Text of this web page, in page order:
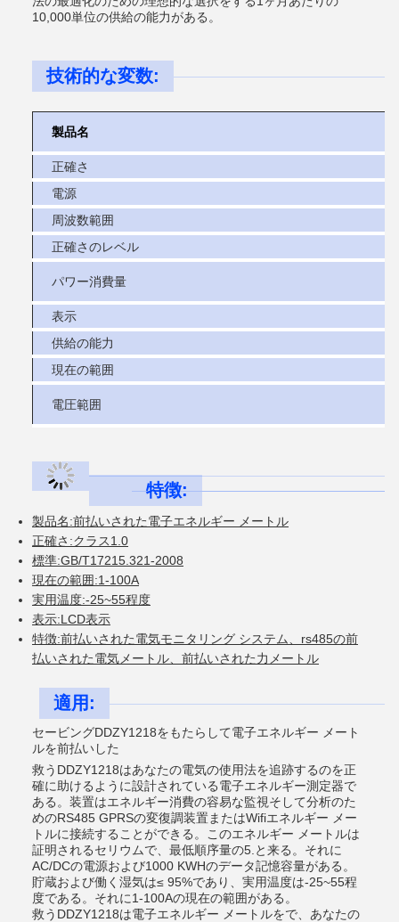
10,000単位の供給の能力がある。
技術的な変数:
製品名
正確さ
電源
周波数範囲
正確さのレベル
パワー消費量
表示
供給の能力
現在の範囲
電圧範囲
特徴:
製品名:前払いされた電子エネルギー メートル
正確さ:クラス1.0
標準:GB/T17215.321-2008
現在の範囲:1-100A
実用温度:-25~55程度
表示:LCD表示
特徴:前払いされた電気モニタリング システム、rs485の前
払いされた電気メートル、前払いされた力メートル
適用:
セービングDDZY1218をもたらして電子エネルギー メート
ルを前払いした
救うDDZY1218はあなたの電気の使用法を追跡するのを正
確に助けるように設計されている電子エネルギー測定器で
ある。装置はエネルギー消費の容易な監視そして分析のた
めのRS485 GPRSの変復調装置またはWifiエネルギー メー
トルに接続することができる。このエネルギー メートルは
証明されるセリウムで、最低順序量の5.と来る。それに
AC/DCの電源および1000 KWHのデータ記憶容量がある。
貯蔵および働く湿気は≤ 95%であり、実用温度は-25~55程
度である。それに1-100Aの現在の範囲がある。
救うDDZY1218は電子エネルギー メートルをで、あなたの